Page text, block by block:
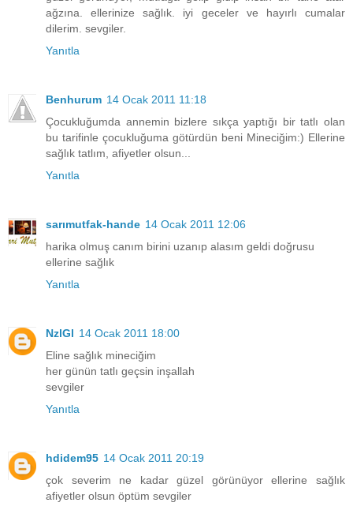
ağzına. ellerinize sağlık. iyi geceler ve hayırlı cumalar
dilerim. sevgiler.
Yanıtla
Benhurum 14 Ocak 2011 11:18
Çocukluğumda annemin bizlere sıkça yaptığı bir tatlı olan
bu tarifinle çocukluğuma götürdün beni Mineciğim:) Ellerine
sağlık tatlım, afiyetler olsun...
Yanıtla
sarımutfak-hande 14 Ocak 2011 12:06
harika olmuş canım birini uzanıp alasım geldi doğrusu
ellerine sağlık
Yanıtla
NzlGl 14 Ocak 2011 18:00
Eline sağlık mineciğim
her günün tatlı geçsin inşallah
sevgiler
Yanıtla
hdidem95 14 Ocak 2011 20:19
çok severim ne kadar güzel görünüyor ellerine sağlık
afiyetler olsun öptüm sevgiler